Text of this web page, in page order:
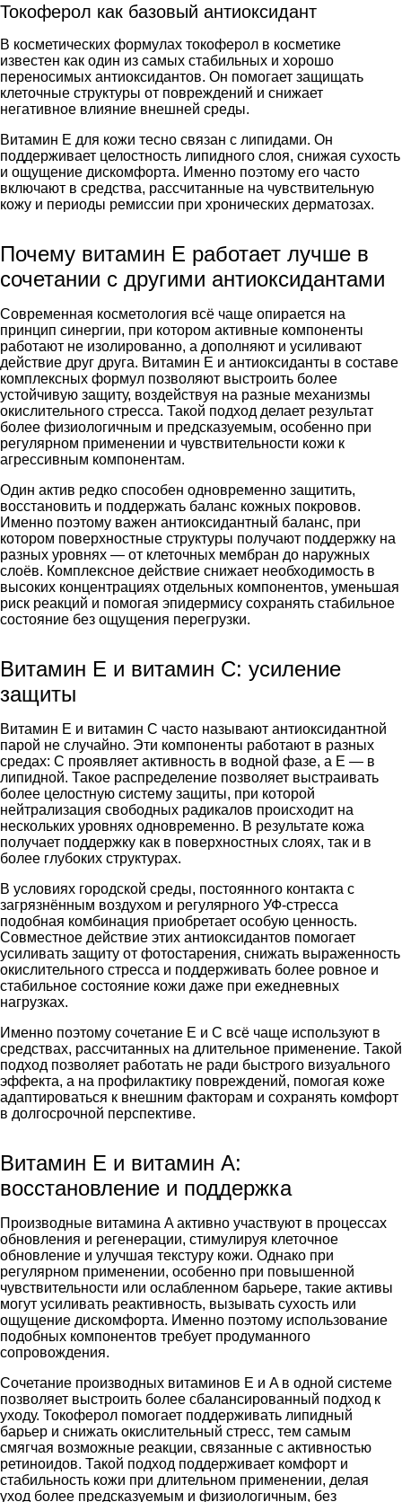
Токоферол как базовый антиоксидант
В косметических формулах токоферол в косметике
известен как один из самых стабильных и хорошо
переносимых антиоксидантов. Он помогает защищать
клеточные структуры от повреждений и снижает
негативное влияние внешней среды.
Витамин E для кожи тесно связан с липидами. Он
поддерживает целостность липидного слоя, снижая сухость
и ощущение дискомфорта. Именно поэтому его часто
включают в средства, рассчитанные на чувствительную
кожу и периоды ремиссии при хронических дерматозах.
Почему витамин E работает лучше в
сочетании с другими антиоксидантами
Современная косметология всё чаще опирается на
принцип синергии, при котором активные компоненты
работают не изолированно, а дополняют и усиливают
действие друг друга. Витамин E и антиоксиданты в составе
комплексных формул позволяют выстроить более
устойчивую защиту, воздействуя на разные механизмы
окислительного стресса. Такой подход делает результат
более физиологичным и предсказуемым, особенно при
регулярном применении и чувствительности кожи к
агрессивным компонентам.
Один актив редко способен одновременно защитить,
восстановить и поддержать баланс кожных покровов.
Именно поэтому важен антиоксидантный баланс, при
котором поверхностные структуры получают поддержку на
разных уровнях — от клеточных мембран до наружных
слоёв. Комплексное действие снижает необходимость в
высоких концентрациях отдельных компонентов, уменьшая
риск реакций и помогая эпидермису сохранять стабильное
состояние без ощущения перегрузки.
Витамин E и витамин C: усиление
защиты
Витамин E и витамин C часто называют антиоксидантной
парой не случайно. Эти компоненты работают в разных
средах: C проявляет активность в водной фазе, а E — в
липидной. Такое распределение позволяет выстраивать
более целостную систему защиты, при которой
нейтрализация свободных радикалов происходит на
нескольких уровнях одновременно. В результате кожа
получает поддержку как в поверхностных слоях, так и в
более глубоких структурах.
В условиях городской среды, постоянного контакта с
загрязнённым воздухом и регулярного УФ-стресса
подобная комбинация приобретает особую ценность.
Совместное действие этих антиоксидантов помогает
усиливать защиту от фотостарения, снижать выраженность
окислительного стресса и поддерживать более ровное и
стабильное состояние кожи даже при ежедневных
нагрузках.
Именно поэтому сочетание E и C всё чаще используют в
средствах, рассчитанных на длительное применение. Такой
подход позволяет работать не ради быстрого визуального
эффекта, а на профилактику повреждений, помогая коже
адаптироваться к внешним факторам и сохранять комфорт
в долгосрочной перспективе.
Витамин E и витамин A:
восстановление и поддержка
Производные витамина A активно участвуют в процессах
обновления и регенерации, стимулируя клеточное
обновление и улучшая текстуру кожи. Однако при
регулярном применении, особенно при повышенной
чувствительности или ослабленном барьере, такие активы
могут усиливать реактивность, вызывать сухость или
ощущение дискомфорта. Именно поэтому использование
подобных компонентов требует продуманного
сопровождения.
Сочетание производных витаминов E и A в одной системе
позволяет выстроить более сбалансированный подход к
уходу. Токоферол помогает поддерживать липидный
барьер и снижать окислительный стресс, тем самым
смягчая возможные реакции, связанные с активностью
ретиноидов. Такой подход поддерживает комфорт и
стабильность кожи при длительном применении, делая
уход более предсказуемым и физиологичным, без